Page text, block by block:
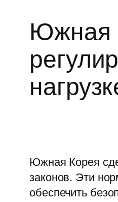
Южная
Южная Корея
законов. Эти
обеспечить